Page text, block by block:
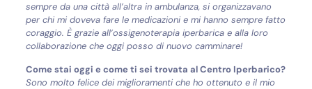
sempre da una città all’altra in ambulanza, si organizzavano
per chi mi doveva fare le medicazioni e mi hanno sempre fatto
coraggio. È grazie all’ossigenoterapia iperbarica e alla loro
collaborazione che oggi posso di nuovo camminare!
Come stai oggi e come ti sei trovata al Centro Iperbarico?
Sono molto felice dei miglioramenti che ho ottenuto e il mio